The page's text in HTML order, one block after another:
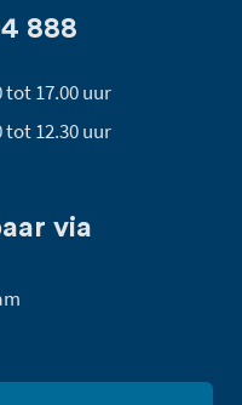
888
tot 17.00 uur
tot 12.30 uur
via